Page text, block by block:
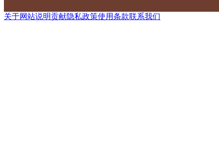
关于网站说明贡献隐私政策使用条款联系我们